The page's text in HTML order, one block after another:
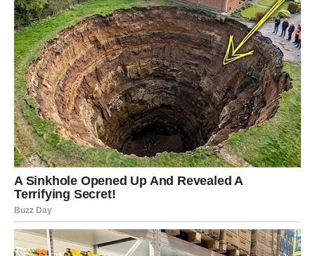
JARAC
Ljubav
Jarčevi ulaze u stabilan period. Partner pokazuje
ozbiljnost. Ako ste slobodni, dolazi osoba koja želi
dugoročnu vezu.
Posao
Na poslu dolazi konkretan napredak. Mogući su novi